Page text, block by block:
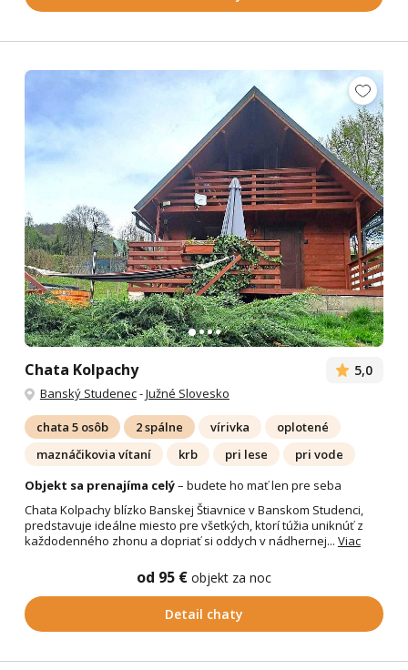
Chata Kolpachy 5,0
Banský Studenec-Južné Slovesko
chata 5 osôb 2 spálne vírivka
oplotené
maznáčikovia vítaní
krb pri lese
pri vode
Objekt sa prenajíma celý– budete ho mať len pre seba
Chata Kolpachy blízko Banskej Štiavnice v Banskom Studenci,
predstavuje ideálne miesto pre všetkých, ktorí túžia uniknúť z
každodenného zhonu a dopriať si oddych v nádhernej... Viac
od 95 € objekt za noc
Detail chaty